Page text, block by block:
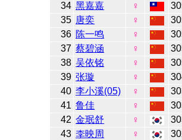
34 黑嘉嘉 ♀
35 唐奕 ♀
36 陈一鸣 ♀
37 蔡碧涵 ♀
38 吴依铭 ♀
39 张璇 ♀
40 李小溪(05) ♀
41 鲁佳 ♀
42 金珉舒 ♀
43 李映周 ♀